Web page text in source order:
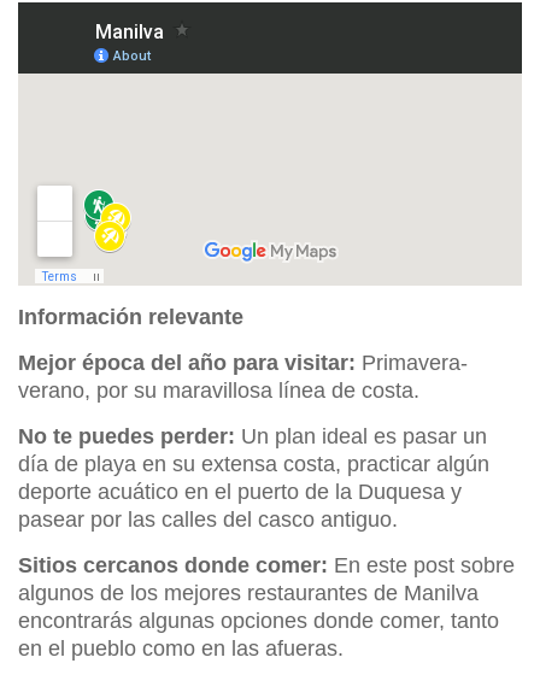
Información relevante
Mejor época del año para visitar: Primavera-
verano, por su maravillosa línea de costa.
No te puedes perder: Un plan ideal es pasar un
día de playa en su extensa costa, practicar algún
deporte acuático en el puerto de la Duquesa y
pasear por las calles del casco antiguo.
Sitios cercanos donde comer: En este post sobre
algunos de los mejores restaurantes de Manilva
encontrarás algunas opciones donde comer, tanto
en el pueblo como en las afueras.